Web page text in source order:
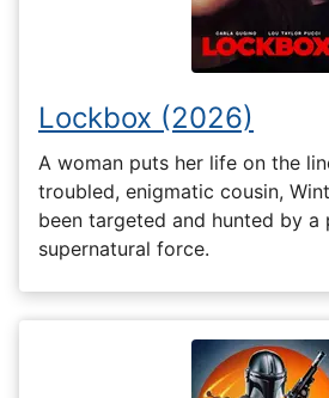
Lockbox (2026)
A woman puts her life on the
troubled, enigmatic cousin,
been targeted and hunted by a
supernatural force.